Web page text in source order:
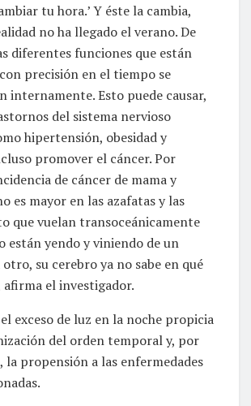
tu hora.’ Y éste la cambia,
no ha llegado el verano. De
diferentes funciones que están
precisión en el tiempo se
internamente. Esto puede causar,
del sistema nervioso
hipertensión, obesidad y
promover el cáncer. Por
de cáncer de mama y
es mayor en las azafatas y las
que vuelan transoceánicamente
están yendo y viniendo de un
su cerebro ya no sabe en qué
afirma el investigador.
exceso de luz en la noche propicia
del orden temporal y, por
la propensión a las enfermedades